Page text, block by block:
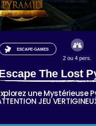
ESCAPE-GAMES
2 ou 4 pers.
The Lost
une Mystérieuse
JEU